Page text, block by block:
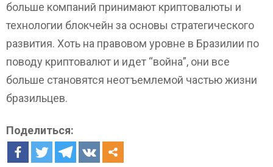
больше компаний принимают криптовалюты и
технологии блокчейн за основы стратегического
развития. Хоть на правовом уровне в Бразилии по
поводу криптовалют и идет “война”, они все
больше становятся неотъемлемой частью жизни
бразильцев.
Поделиться: